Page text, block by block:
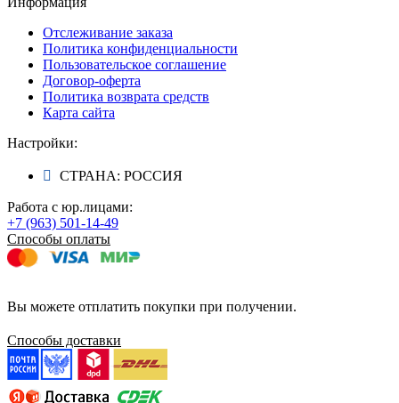
Отслеживание заказа
Политика конфиденциальности
Пользовательское соглашение
Договор-оферта
Политика возврата средств
Карта сайта
Настройки:
СТРАНА: РОССИЯ
Работа с юр.лицами:
+7 (963) 501-14-49
Способы оплаты
Вы можете отплатить покупки при получении.
Способы доставки